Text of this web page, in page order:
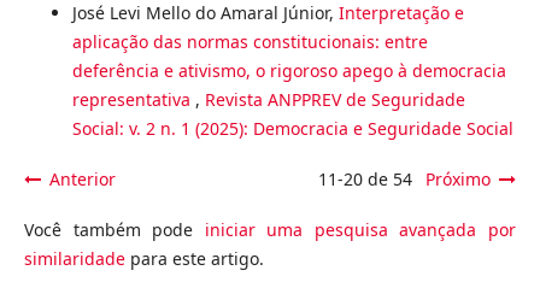
José Levi Mello do Amaral Júnior, Interpretação e
aplicação das normas constitucionais: entre
deferência e ativismo, o rigoroso apego à democracia
representativa , Revista ANPPREV de Seguridade
Social: v. 2 n. 1 (2025): Democracia e Seguridade Social
Anterior 11-20 de 54 Próximo
Você também pode iniciar uma pesquisa avançada por
similaridadepara este artigo.